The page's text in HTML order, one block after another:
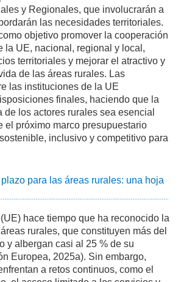
y Regionales, que involucrarán a
las necesidades territoriales.
objetivo promover la cooperación
la UE, nacional, regional y local,
territoriales y mejorar el atractivo y
de las áreas rurales. Las
las instituciones de la UE
finales, haciendo que la
de los actores rurales sea esencial
el próximo marco presupuestario
inclusivo y competitivo para
para las áreas rurales: una hoja
hace tiempo que ha reconocido la
rurales, que constituyen más del
y albergan casi al 25 % de su
Europea, 2025a). Sin embargo,
a retos continuos, como el